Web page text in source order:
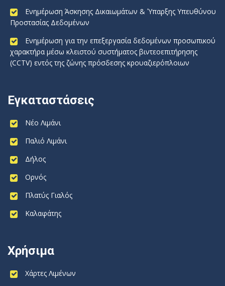
Ενημέρωση Άσκησης Δικαιωμάτων & Ύπαρξης Υπευθύνου
Προστασίας Δεδομένων
Ενημέρωση για την επεξεργασία δεδομένων προσωπικού
χαρακτήρα μέσω κλειστού συστήματος βιντεοεπιτήρησης
(CCTV) εντός της ζώνης πρόσδεσης κρουαζιερόπλοιων
Εγκαταστάσεις
Νέο Λιμάνι
Παλιό Λιμάνι
Δήλος
Ορνός
Πλατύς Γιαλός
Καλαφάτης
Χρήσιμα
Χάρτες Λιμένων